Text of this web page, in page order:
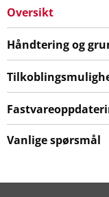
Oversikt
Håndtering og
Vanlige spørsmål